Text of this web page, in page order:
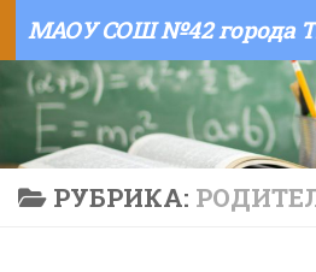
Skip to content
РУБРИКА: